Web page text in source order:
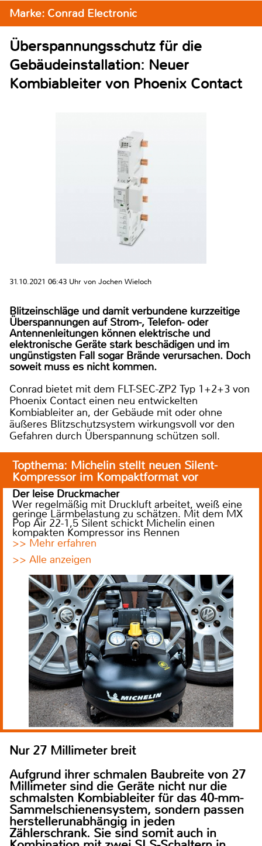
Marke: Conrad Electronic
Überspannungsschutz für die
Gebäudeinstallation: Neuer
Kombiableiter von Phoenix Contact
31.10.2021 06:43 Uhr von Jochen Wieloch
Blitzeinschläge und damit verbundene kurzzeitige
Überspannungen auf Strom-, Telefon- oder
Antennenleitungen können elektrische und
elektronische Geräte stark beschädigen und im
ungünstigsten Fall sogar Brände verursachen. Doch
soweit muss es nicht kommen.
Conrad bietet mit dem FLT-SEC-ZP2 Typ 1+2+3 von
Phoenix Contact einen neu entwickelten
Kombiableiter an, der Gebäude mit oder ohne
äußeres Blitzschutzsystem wirkungsvoll vor den
Gefahren durch Überspannung schützen soll.
Topthema: Michelin stellt neuen Silent-
Kompressor im Kompaktformat vor
Der leise Druckmacher
Wer regelmäßig mit Druckluft arbeitet, weiß eine
geringe Lärmbelastung zu schätzen. Mit dem MX
Pop Air 22-1,5 Silent schickt Michelin einen
kompakten Kompressor ins Rennen
>> Mehr erfahren
>> Alle anzeigen
Nur 27 Millimeter breit
Aufgrund ihrer schmalen Baubreite von 27
Millimeter sind die Geräte nicht nur die
schmalsten Kombiableiter für das 40-mm-
Sammelschienensystem, sondern passen
herstellerunabhängig in jeden
Zählerschrank. Sie sind somit auch in